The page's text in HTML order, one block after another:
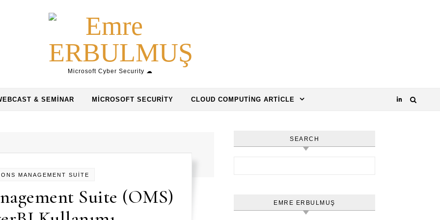
Microsoft Cyber Security ☁
& SEMINAR MICROSOFT SECURITY CLOUD COMPUTING ARTICLE
MANAGEMENT SUİTE
Suite (OMS)
SEARCH
EMRE ERBULMUŞ